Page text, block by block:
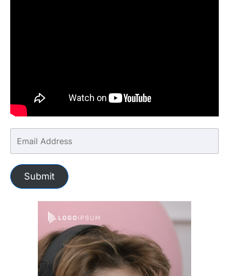
Submit